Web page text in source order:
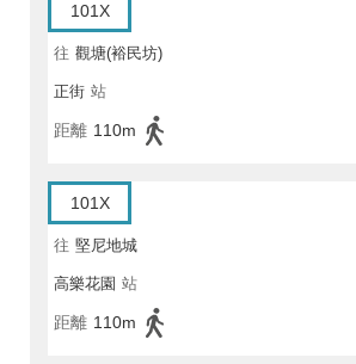
101X
往 觀塘(裕民坊)
正街 站
距離 110m
101X
往 堅尼地城
高樂花園 站
距離 110m